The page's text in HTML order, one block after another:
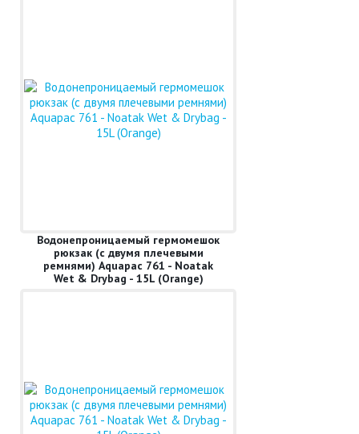
Водонепроницаемый гермомешок
рюкзак (с двумя плечевыми
ремнями) Aquapac 761 - Noatak
Wet & Drybag - 15L (Orange)